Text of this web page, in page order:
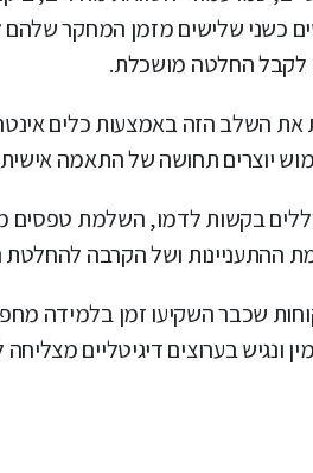
כשני שלישים מזמן המחקר
לקבל החלטה מושכלת.
השלב הזה באמצעות כלים
יוצרים תחושה של התאמה
בקשות לדמו, השלמת טפסים
ההתעניינות ושל הקרבה להחלטת
שכבר השקיעו זמן בלמידה
ונגיש בערוצים דיגיטליים